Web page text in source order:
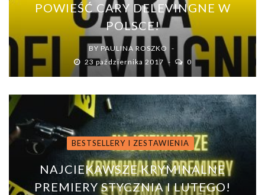
POWIEŚĆ CARY DELEVINGNE W
POLSCE!
BY PAULINA ROSZKO
23 października 2017
0
BESTSELLERY I ZESTAWIENIA
NAJCIEKAWSZE KRYMINALNE
PREMIERY STYCZNIA I LUTEGO!